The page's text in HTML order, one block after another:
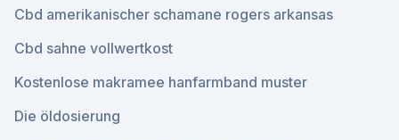
Cbd amerikanischer schamane rogers arkansas
Cbd sahne vollwertkost
Kostenlose makramee hanfarmband muster
Die öldosierung